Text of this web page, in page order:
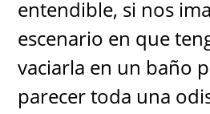
entendible, si nos
escenario en que
vaciarla en un baño
parecer toda una